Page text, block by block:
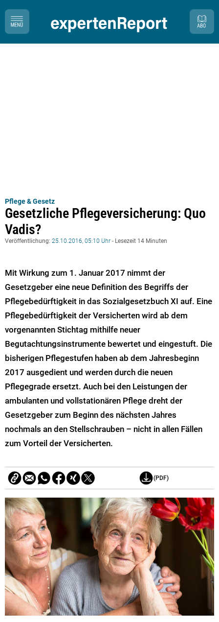
Pflege & Gesetz
Gesetzliche Pflegeversicherung: Quo
Vadis?
Veröffentlichung: 25.10.2016, 05:10 Uhr - Lesezeit 14 Minuten
Mit Wirkung zum 1. Januar 2017 nimmt der
Gesetzgeber eine neue Definition des Begriffs der
Pflegebedürftigkeit in das Sozialgesetzbuch XI auf. Eine
Pflegebedürftigkeit der Versicherten wird ab dem
vorgenannten Stichtag mithilfe neuer
Begutachtungsinstrumente bewertet und eingestuft. Die
bisherigen Pflegestufen haben ab dem Jahresbeginn
2017 ausgedient und werden durch die neuen
Pflegegrade ersetzt. Auch bei den Leistungen der
ambulanten und vollstationären Pflege dreht der
Gesetzgeber zum Beginn des nächsten Jahres
nochmals an den Stellschrauben – nicht in allen Fällen
zum Vorteil der Versicherten.
(PDF)